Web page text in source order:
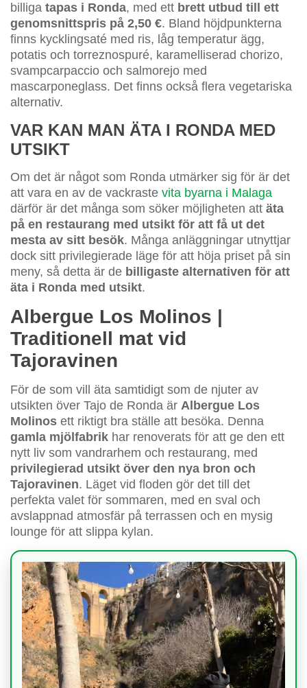
billiga tapas i Ronda, med ett brett utbud till ett
genomsnittspris på 2,50 €. Bland höjdpunkterna
finns kycklingsaté med ris, låg temperatur ägg,
potatis och torreznospuré, karamelliserad chorizo,
svampcarpaccio och salmorejo med
mascarponeglass. Det finns också flera vegetariska
alternativ.
VAR KAN MAN ÄTA I RONDA MED
UTSIKT
Om det är något som Ronda utmärker sig för är det
att vara en av de vackraste vita byarna i Malaga
därför är det många som söker möjligheten att äta
på en restaurang med utsikt för att få ut det
mesta av sitt besök. Många anläggningar utnyttjar
dock sitt privilegierade läge för att höja priset på sin
meny, så detta är de billigaste alternativen för att
äta i Ronda med utsikt.
Albergue Los Molinos |
Traditionell mat vid
Tajoravinen
För de som vill äta samtidigt som de njuter av
utsikten över Tajo de Ronda är Albergue Los
Molinos ett riktigt bra ställe att besöka. Denna
gamla mjölfabrik har renoverats för att ge den ett
nytt liv som vandrarhem och restaurang, med
privilegierad utsikt över den nya bron och
Tajoravinen. Läget vid floden gör det till det
perfekta valet för sommaren, med en sval och
avslappnad atmosfär på terrassen och en mysig
lounge för att slippa kylan.